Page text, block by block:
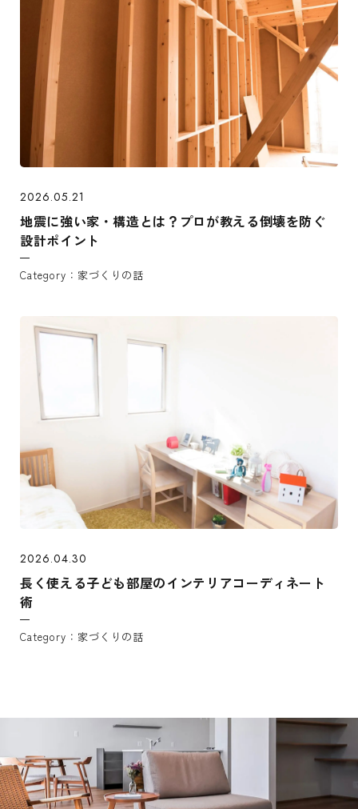
2026.05.21
地震に強い家・構造とは？プロが教える倒壊を防ぐ
設計ポイント
家づくりの話
2026.04.30
長く使える子ども部屋のインテリアコーディネート
術
家づくりの話